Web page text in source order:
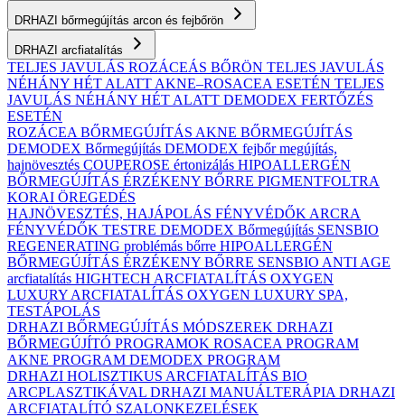
DRHAZI bőrmegújítás arcon és fejbőrön
DRHAZI arcfiatalítás
TELJES JAVULÁS ROZÁCEÁS BŐRÖN TELJES JAVULÁS
NÉHÁNY HÉT ALATT AKNE–ROSACEA ESETÉN TELJES
JAVULÁS NÉHÁNY HÉT ALATT DEMODEX FERTŐZÉS
ESETÉN
ROZÁCEA BŐRMEGÚJÍTÁS AKNE BŐRMEGÚJÍTÁS
DEMODEX Bőrmegújítás DEMODEX fejbőr megújítás,
hajnövesztés COUPEROSE értonizálás HIPOALLERGÉN
BŐRMEGÚJÍTÁS ÉRZÉKENY BŐRRE PIGMENTFOLTRA
KORAI ÖREGEDÉS
HAJNÖVESZTÉS, HAJÁPOLÁS FÉNYVÉDŐK ARCRA
FÉNYVÉDŐK TESTRE DEMODEX Bőrmegújítás SENSBIO
REGENERATING problémás bőrre HIPOALLERGÉN
BŐRMEGÚJÍTÁS ÉRZÉKENY BŐRRE SENSBIO ANTI AGE
arcfiatalítás HIGHTECH ARCFIATALÍTÁS OXYGEN
LUXURY ARCFIATALÍTÁS OXYGEN LUXURY SPA,
TESTÁPOLÁS
DRHAZI BŐRMEGÚJÍTÁS MÓDSZEREK DRHAZI
BŐRMEGÚJÍTÓ PROGRAMOK ROSACEA PROGRAM
AKNE PROGRAM DEMODEX PROGRAM
DRHAZI HOLISZTIKUS ARCFIATALÍTÁS BIO
ARCPLASZTIKÁVAL DRHAZI MANUÁLTERÁPIA DRHAZI
ARCFIATALÍTÓ SZALONKEZELÉSEK